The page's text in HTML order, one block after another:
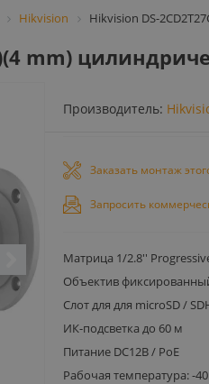
Hikvision Hikvision DS-
mm)
Производитель:
Заказать монтаж
Запросить
Матрица 1/2.8''
Объектив
Слот для для microSD /
ИК-подсветка до 60 м
Питание DC12В / PoE
Рабочая температура: -40